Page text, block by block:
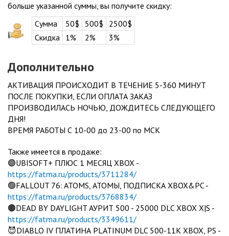
больше указанной суммы, вы получите скидку:
Сумма
50$ 500$
2500$
Скидка 1% 2% 3%
Дополнительно
АКТИВАЦИЯ ПРОИСХОДИТ В ТЕЧЕНИЕ 5-360 МИНУТ
ПОСЛЕ ПОКУПКИ, ЕСЛИ ОПЛАТА ЗАКАЗ
ПРОИЗВОДИЛАСЬ НОЧЬЮ, ДОЖДИТЕСЬ СЛЕДУЮЩЕГО
ДНЯ!
ВРЕМЯ РАБОТЫ С 10-00 до 23-00 по МСК
Также имеется в продаже:
🟣UBISOFT+ ПЛЮС 1 МЕСЯЦ XBOX -
https://fatma.ru/products/3711284/
🟢FALLOUT 76: ATOMS, АТОМЫ, ПОДПИСКА XBOX&PC -
https://fatma.ru/products/3768834/
🟤DEAD BY DAYLIGHT АУРИТ 500 - 25000 DLC XBOX X|S -
https://fatma.ru/products/3349611/
😈DIABLO IV ПЛАТИНА PLATINUM DLC 500-11K XBOX, PS -